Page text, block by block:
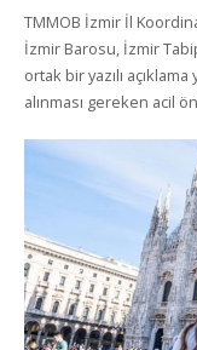
TMMOB İzmir İl
İzmir Barosu, İzmir
ortak bir yazılı
alınması gereken acil